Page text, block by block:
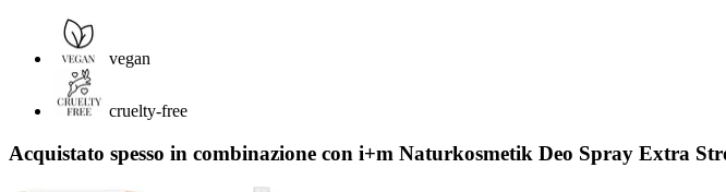
vegan
cruelty-free
Acquistato spesso in combinazione con i+m Naturkosmetik Deo Spray Extra